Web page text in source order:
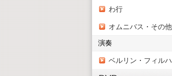
わ行
オムニバス・その他
演奏